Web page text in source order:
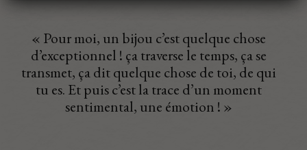
« Pour moi, un bijou c’est quelque chose
d’exceptionnel ! ça traverse le temps, ça se
transmet, ça dit quelque chose de toi, de qui
tu es. Et puis c’est la trace d’un moment
sentimental, une émotion ! »